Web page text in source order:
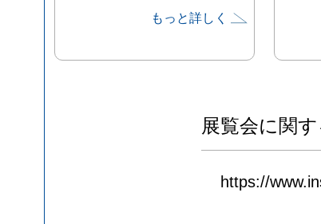
もっと詳しく
展覧会に関
https://